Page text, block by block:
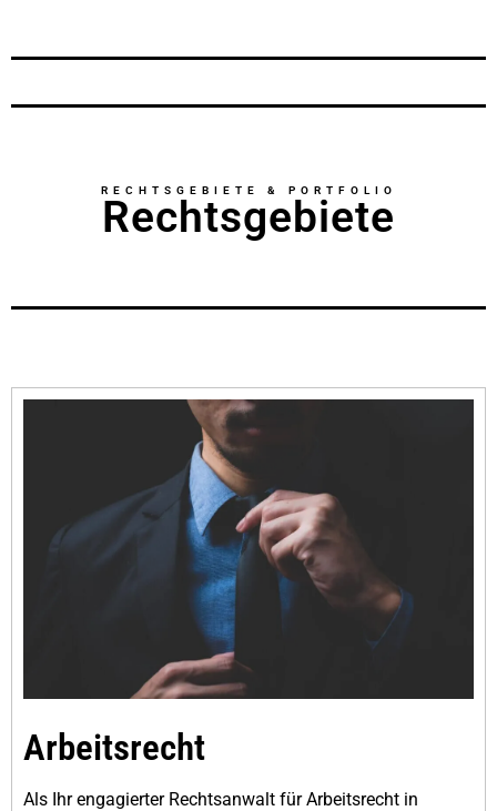
RECHTSGEBIETE & PORTFOLIO
Rechtsgebiete
Arbeitsrecht
Als Ihr engagierter Rechtsanwalt für Arbeitsrecht in